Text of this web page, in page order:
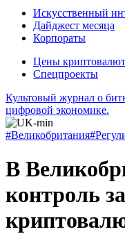
Искусственный
Дайджест месяца
Корпораты
Цены криптовалют
Спецпроекты
Культовый журнал о
цифровой экономике.
#Великобритания
В
контроль